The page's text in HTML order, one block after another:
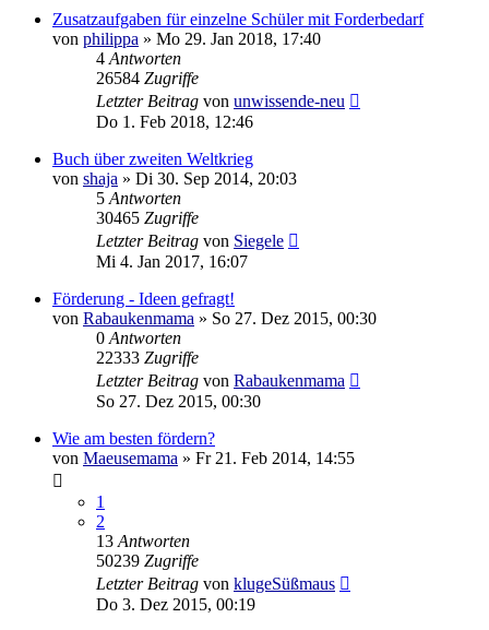
Zusatzaufgaben für einzelne Schüler mit Forderbedarf
von philippa » Mo 29. Jan 2018, 17:40
4 Antworten
26584 Zugriffe
Letzter Beitrag von unwissende-neu
Do 1. Feb 2018, 12:46
Buch über zweiten Weltkrieg
von shaja » Di 30. Sep 2014, 20:03
5 Antworten
30465 Zugriffe
Letzter Beitrag von Siegele
Mi 4. Jan 2017, 16:07
Förderung - Ideen gefragt!
von Rabaukenmama » So 27. Dez 2015, 00:30
0 Antworten
22333 Zugriffe
Letzter Beitrag von Rabaukenmama
So 27. Dez 2015, 00:30
Wie am besten fördern?
von Maeusemama » Fr 21. Feb 2014, 14:55
1
2
13 Antworten
50239 Zugriffe
Letzter Beitrag von klugeSüßmaus
Do 3. Dez 2015, 00:19